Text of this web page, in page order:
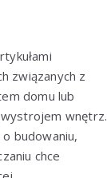
związanych z
domu lub
wnętrz.
budowaniu,
chce